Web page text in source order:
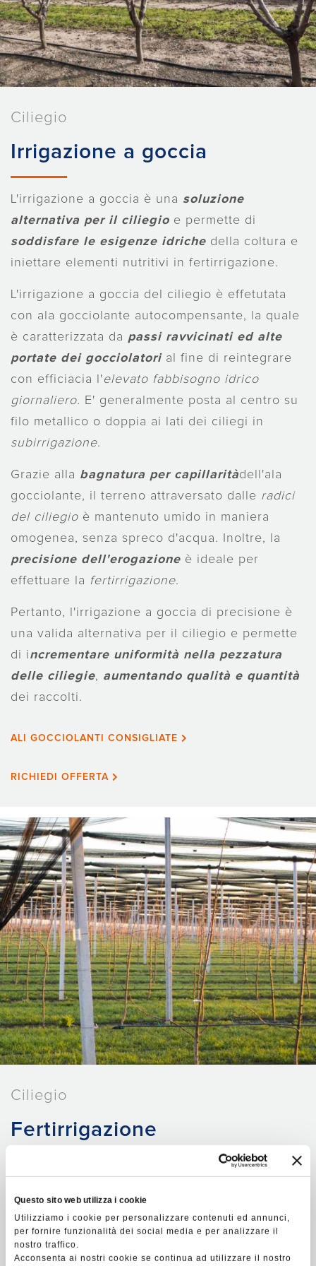
Questo sito web utilizza i cookie
Utilizziamo i cookie per personalizzare contenuti ed annunci,
per fornire funzionalità dei social media e per analizzare il
nostro traffico.
Acconsenta ai nostri cookie se continua ad utilizzare il nostro
Ciliegio
Irrigazione a goccia
L'irrigazione a goccia è una soluzione
alternativa per il ciliegio e permette di
soddisfare le esigenze idriche della coltura e
iniettare elementi nutritivi in fertirrigazione.
L'irrigazione a goccia del ciliegio è effetutata
con ala gocciolante autocompensante, la quale
è caratterizzata da passi ravvicinati ed alte
portate dei gocciolatori al fine di reintegrare
con efficiacia l'elevato fabbisogno idrico
giornaliero. E' generalmente posta al centro su
filo metallico o doppia ai lati dei ciliegi in
subirrigazione.
Grazie alla bagnatura per capillaritàdell'ala
gocciolante, il terreno attraversato dalle radici
del ciliegio è mantenuto umido in maniera
omogenea, senza spreco d'acqua. Inoltre, la
precisione dell'erogazione è ideale per
effettuare la fertirrigazione.
Pertanto, l'irrigazione a goccia di precisione è
una valida alternativa per il ciliegio e permette
di incrementare uniformità nella pezzatura
delle ciliegie, aumentando qualità e quantità
dei raccolti.
ALI GOCCIOLANTI CONSIGLIATE
RICHIEDI OFFERTA
Ciliegio
Fertirrigazione
Se si è optato per l'ala gocciolante, allora la
fertirrigazione nel ciliegio è la pratica ideale
per garantiremaggiore uniformità tra i
raccoltie per
pezzaturadelle ciliegie.